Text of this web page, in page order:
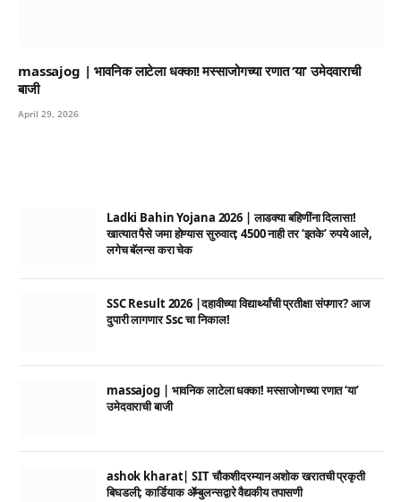
massajog | भावनिक लाटेला धक्का! मस्साजोगच्या रणात ‘या’ उमेदवाराची
बाजी
April 29, 2026
Ladki Bahin Yojana 2026 | लाडक्या बहिणींना दिलासा!
खात्यात पैसे जमा होण्यास सुरुवात; 4500 नाही तर ‘इतके’ रुपये आले,
लगेच बॅलन्स करा चेक
SSC Result 2026 |दहावीच्या विद्यार्थ्यांची प्रतीक्षा संपणार? आज
दुपारी लागणार Ssc चा निकाल!
massajog | भावनिक लाटेला धक्का! मस्साजोगच्या रणात ‘या’
उमेदवाराची बाजी
ashok kharat| SIT चौकशीदरम्यान अशोक खरातची प्रकृती
बिघडली; कार्डियाक ॲम्बुलन्सद्वारे वैद्यकीय तपासणी